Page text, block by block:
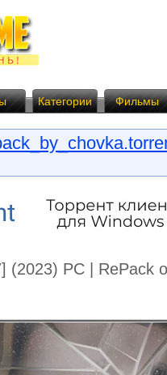
Категории Фильмы
(2023) PC | RePack